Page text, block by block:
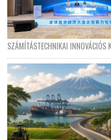
SZÁMÍTÁSTECHNIKAI INNOVÁCIÓS